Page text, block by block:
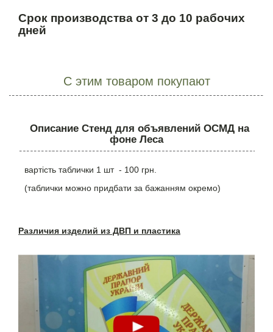
Срок производства от 3 до 10 рабочих
дней
С этим товаром покупают
Описание Стенд для объявлений ОСМД на
фоне Леса
вартість таблички 1 шт - 100 грн.
(таблички можно придбати за бажанням окремо)
Различия изделий из ДВП и пластика